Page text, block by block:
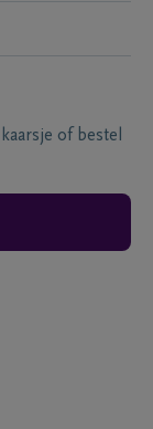
of bestel